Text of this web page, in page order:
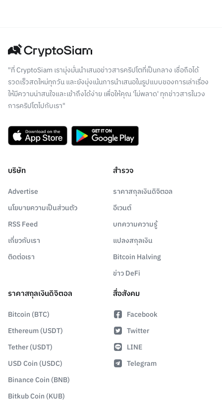
"ที่ CryptoSiam เรามุ่งมั่นนำเสนอข่าวสารคริปโตที่เป็นกลาง เชื่อถือได้
รวดเร็วสดใหม่ทุกวัน และยังมุ่งเน้นการนำเสนอในรูปแบบของการเล่าเรื่อง
ให้มีความน่าสนใจและเข้าถึงได้ง่าย เพื่อให้คุณ 'ไม่พลาด' ทุกข่าวสารในวง
การคริปโตไปกับเรา"
บริษัท
Advertise
นโยบายความเป็นส่วนตัว
RSS Feed
เกี่ยวกับเรา
ติดต่อเรา
สำรวจ
ราคาสกุลเงินดิจิตอล
อีเวนต์
บทความความรู้
แปลงสกุลเงิน
Bitcoin Halving
ข่าว DeFi
ราคาสกุลเงินดิจิตอล
Bitcoin (BTC)
Ethereum (USDT)
Tether (USDT)
USD Coin (USDC)
Binance Coin (BNB)
Bitkub Coin (KUB)
สื่อสังคม
Facebook
Twitter
LINE
Telegram